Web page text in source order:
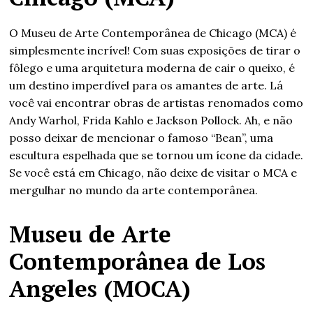
O Museu de Arte Contemporânea de Chicago (MCA) é
simplesmente incrível! Com suas exposições de tirar o
fôlego e uma arquitetura moderna de cair o queixo, é
um destino imperdível para os amantes de arte. Lá
você vai encontrar obras de artistas renomados como
Andy Warhol, Frida Kahlo e Jackson Pollock. Ah, e não
posso deixar de mencionar o famoso “Bean”, uma
escultura espelhada que se tornou um ícone da cidade.
Se você está em Chicago, não deixe de visitar o MCA e
mergulhar no mundo da arte contemporânea.
Museu de Arte
Contemporânea de Los
Angeles (MOCA)